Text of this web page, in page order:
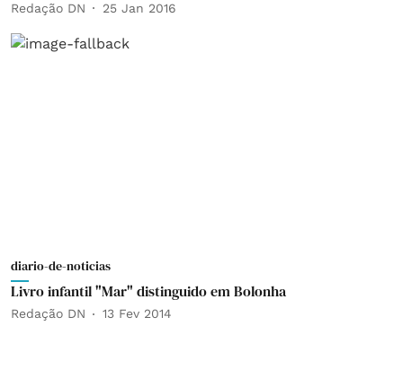
Redação DN 25 Jan 2016
diario-de-noticias
Livro infantil "Mar" distinguido em Bolonha
Redação DN 13 Fev 2014